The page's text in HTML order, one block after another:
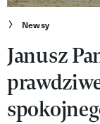
Wideo
Nasze akcje
VIVA!ART
VIVA!MODA
Newsy
Janusz